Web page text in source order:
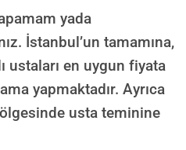
yada
İstanbul’un tamamına,
ustaları en uygun fiyata
yapmaktadır. Ayrıca
usta teminine